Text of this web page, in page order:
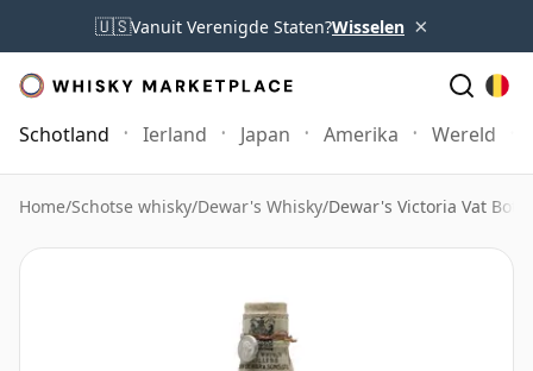
🇺🇸Vanuit Verenigde Staten?Wisselen ×
Schotland Ierland Japan Amerika Wereld
Home/Schotse whisky/Dewar's Whisky/Dewar's Victoria Vat